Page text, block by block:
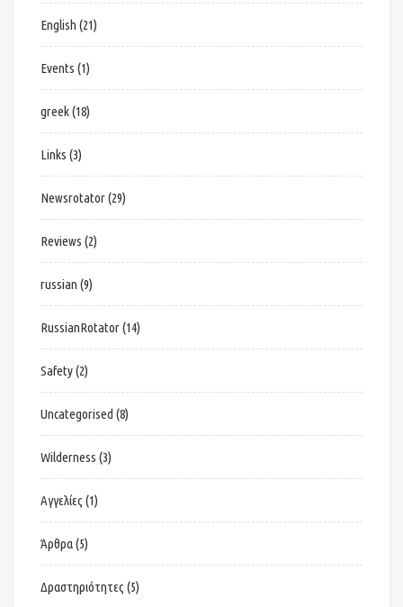
English (21)
Events (1)
greek(18)
Links (3)
Newsrotator(29)
Reviews (2)
russian (9)
RussianRotator(14)
Safety(2)
Uncategorised (8)
Wilderness (3)
Αγγελίες (1)
Άρθρα(5)
Δραστηριότητες (5)